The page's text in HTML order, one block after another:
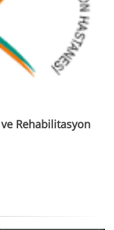
Rehabilitasyon